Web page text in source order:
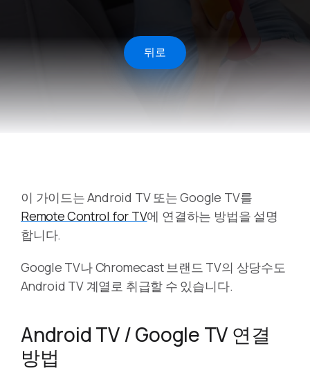
뒤로
이 가이드는 Android TV 또는 Google TV를
Remote Control for TV에 연결하는 방법을 설명
합니다.
Google TV나 Chromecast 브랜드 TV의 상당수도
Android TV 계열로 취급할 수 있습니다.
Android TV / Google TV 연결
방법